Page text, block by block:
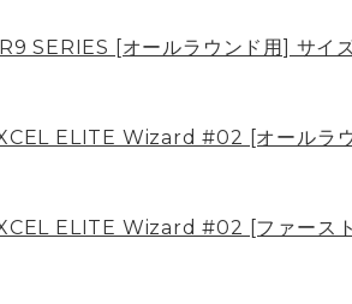
SERIES [オールラウンド用] サイ
ELITE Wizard #02 [オールラウ
ELITE Wizard #02 [ファースト